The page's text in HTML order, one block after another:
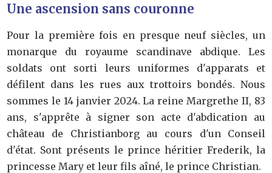
Une ascension sans couronne
Pour la première fois en presque neuf siècles, un
monarque du royaume scandinave abdique. Les
soldats ont sorti leurs uniformes d'apparats et
défilent dans les rues aux trottoirs bondés. Nous
sommes le 14 janvier 2024. La reine Margrethe II, 83
ans, s'apprête à signer son acte d'abdication au
château de Christianborg au cours d'un Conseil
d'état. Sont présents le prince héritier Frederik, la
princesse Mary et leur fils aîné, le prince Christian.